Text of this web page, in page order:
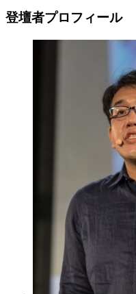
登壇者プロフィール